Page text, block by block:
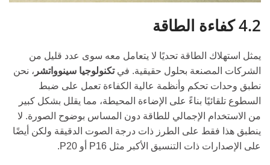
4.2 كفاءة الطاقة
يمثل استهلاك الطاقة تحديًا لا يتعامل معه سوى عدد قليل من
الشركات المصنعة بحلول حقيقية. فيتكنولوجيا سينوواتشر ، نحن
نطبق وحدات تحكم وأنظمة عالية الكفاءة تعمل على ضبط
السطوع تلقائيًا بناءً على الإضاءة المحيطة، مما يقلل بشكل كبير
من الاستخدام الإجمالي للطاقة دون المساس بوضوح الصورة. لا
ينطبق هذا فقط على الطرز ذات درجة الصوت الدقيقة ولكن أيضًا
على الإصدارات ذات التنسيق الأكبر مثل P16 أو P20.